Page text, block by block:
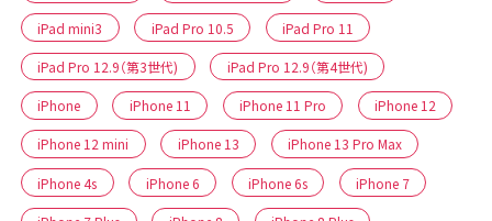
iPad mini3 iPad Pro 10.5 iPad Pro 11
iPad Pro 12.9（第3世代) iPad Pro 12.9（第4世代)
iPhone iPhone 11 iPhone 11 Pro iPhone 12
iPhone 12 mini iPhone 13 iPhone 13 Pro Max
iPhone 4s iPhone 6 iPhone 6s iPhone 7